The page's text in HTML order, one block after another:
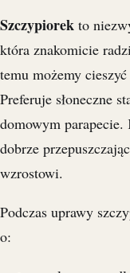
Szczypiorek to
która znakomicie
temu możemy
Preferuje słoneczne
domowym
dobrze
wzrostowi.
Podczas uprawy
o: